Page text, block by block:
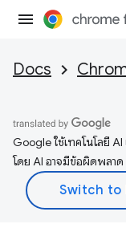
Docs
Google ใช้เทคโนโลยี
โดย AI อาจมีข้อผิดพลาด